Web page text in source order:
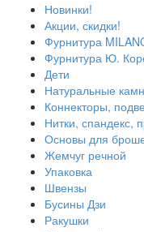
Новинки!
Акции, скидки!
Фурнитура
Фурнитура Ю.
Дети
Натуральные
Коннекторы,
Нитки, спандекс,
Основы для
Жемчуг речной
Упаковка
Швензы
Бусины Дзи
Ракушки